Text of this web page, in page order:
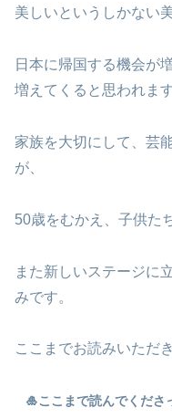
美しいというしかない
日本に帰国する機会が
増えてくると思われます
家族を大切にして、芸
が、
50歳をむかえ、子供た
また新しいステージに
みです。
ここまでお読みいただ
🎍ここまで読んでくださ